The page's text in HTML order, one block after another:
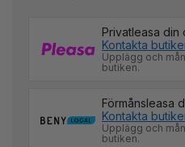
Privatleasa din
Kontakta
Upplägg och
butiken.
Förmånsleasa
Kontakta
Upplägg och
butiken.